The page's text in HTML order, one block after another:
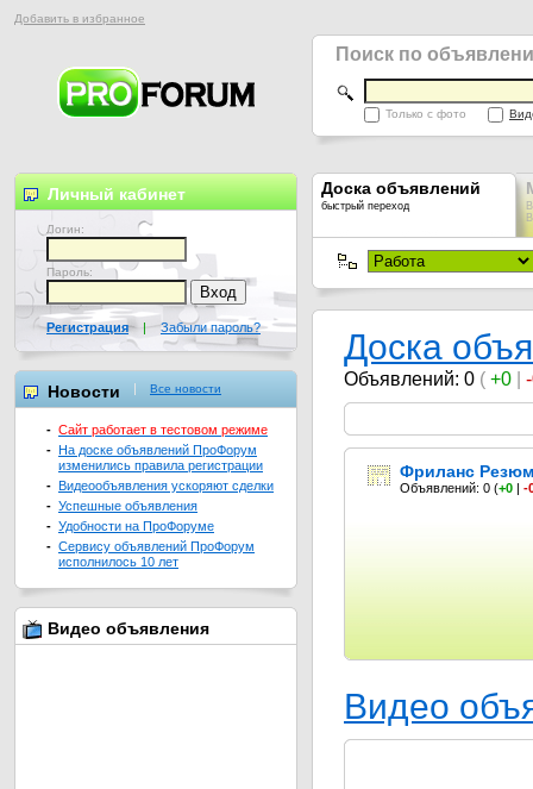
Добавить в избранное
Поиск по
Только с фото
Доска объявлений
быстрый переход
Доска
Объявлений: 0 ( +0 |
Фриланс
Объявлений: 0 (+0 | -
Видео
Личный кабинет
Логин:
Пароль:
Регистрация | Забыли пароль?
Новости Все новости
- Сайт работает в тестовом режиме
- На доске объявлений ПроФорум
изменились правила регистрации
- Видеообъявления ускоряют сделки
- Успешные объявления
- Удобности на ПроФоруме
- Сервису объявлений ПроФорум
исполнилось 10 лет
Видео объявления